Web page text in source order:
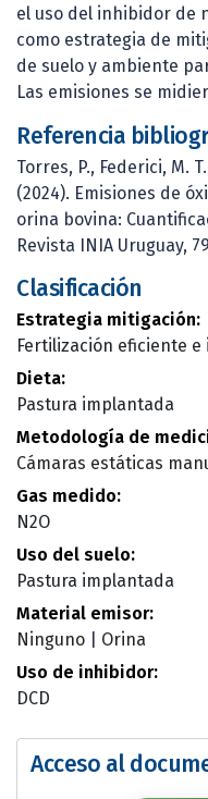
el uso del inhibidor de
como estrategia de
de suelo y ambiente
Las emisiones se
Referencia
Torres, P., Federici, M.
(2024). Emisiones de
orina bovina:
Revista INIA Uruguay,
Clasificación
Estrategia mitigación:
Fertilización eficiente
Dieta:
Pastura implantada
Metodología de
Cámaras estáticas
Gas medido:
N2O
Uso del suelo:
Pastura implantada
Material emisor:
Ninguno
Orina
Uso de inhibidor:
DCD
Acceso al